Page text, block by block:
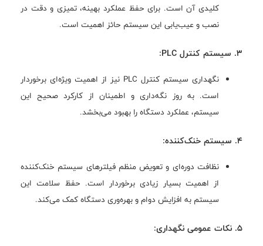
کلیدی آن است. برای حفظ عملکرد بهینه، تمیزی و دقت در
نصب و عیب‌یابی این سیستم حائز اهمیت است.
3. سیستم کنترل PLC:
نگهداری سیستم کنترل PLC نیز از اهمیت ویژه‌ای برخوردار
است. به روز نگه‌داری و اطمینان از کارکرد صحیح این
سیستم، عملکرد دستگاه را بهبود می‌بخشد.
4. سیستم خنک‌کننده:
نظافت دوره‌ای و تعویض منظم فیلترهای سیستم خنک‌کننده
از اهمیت بسیار زیادی برخوردار است. حفظ سلامت این
سیستم به افزایش دوام و بهره‌وری دستگاه کمک می‌کند.
5. نکات عمومی نگهداری: